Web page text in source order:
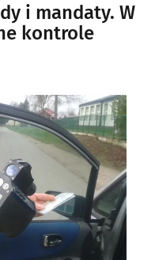
i mandaty. W
kontrole